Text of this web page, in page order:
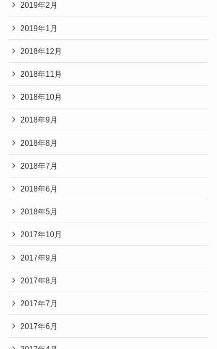
2019年2月
2019年1月
2018年12月
2018年11月
2018年10月
2018年9月
2018年8月
2018年7月
2018年6月
2018年5月
2017年10月
2017年9月
2017年8月
2017年7月
2017年6月